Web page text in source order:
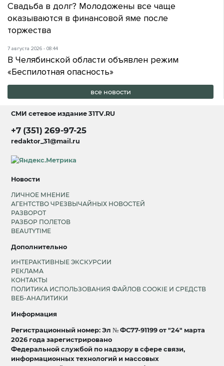
Свадьба в долг? Молодожены все чаще
оказываются в финансовой яме после
торжества
7 августа 2026 - 08:44
В Челябинской области объявлен режим
«Беспилотная опасность»
все новости
СМИ сетевое издание31TV.RU
+7 (351) 269-97-25
redaktor_31@mail.ru
Новости
ЛИЧНОЕ МНЕНИЕ
АГЕНТСТВО ЧРЕЗВЫЧАЙНЫХ НОВОСТЕЙ
РАЗВОРОТ
РАЗБОР ПОЛЕТОВ
BEAUTYTIME
Дополнительно
ИНТЕРАКТИВНЫЕ ЭКСКУРСИИ
РЕКЛАМА
КОНТАКТЫ
ПОЛИТИКА ИСПОЛЬЗОВАНИЯ ФАЙЛОВ COOKIE И СРЕДСТВ
ВЕБ-АНАЛИТИКИ
Информация
Регистрационный номер: Эл № ФС77-91199 от "24" марта
2026 года зарегистрировано
Федеральной службой по надзору в сфере связи,
информационных технологий и массовых